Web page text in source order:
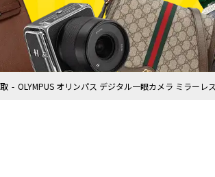
OLYMPUS オリンパス デジタル一眼カメラ ミラーレ